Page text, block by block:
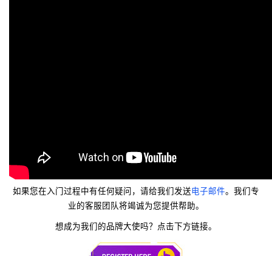
如果您在入门过程中有任何疑问，请给我们发送电子邮件。我们专
业的客服团队将竭诚为您提供帮助。
想成为我们的品牌大使吗？点击下方链接。